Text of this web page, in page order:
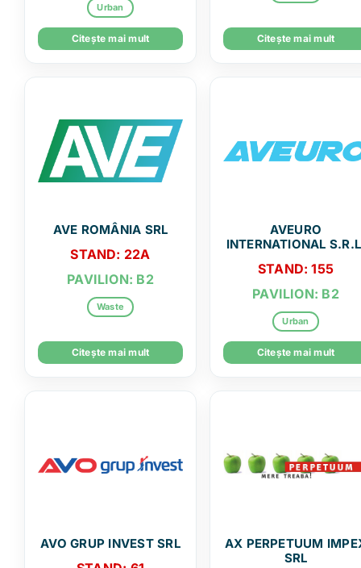
Urban
Citește mai mult Citește mai mult
AVE ROMÂNIA SRL
STAND: 22A
PAVILION: B2
Waste
Citește mai mult
AVEURO
INTERNATIONAL
STAND: 155
PAVILION: B2
Urban
Citește mai mult
AVO GRUP INVEST SRL
AX PERPETUUM
SRL